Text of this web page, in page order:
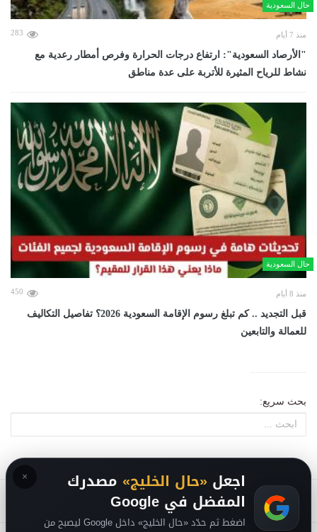
حال السعودية
منذ 7 أيام 283
"الأرصاد السعودية": ارتفاع درجات الحرارة وفرص أمطار رعدية مع
نشاط للرياح المثيرة للأتربة على عدة مناطق
حال السعودية
منذ 8 أيام 450
قبل التجديد .. كم تبلغ رسوم الإقامة السعودية 2026؟ تفاصيل التكاليف
للعمالة والتابعين
بحث سريع:
× اجعل «حال الخليج» مصدرك
المفضل في Google
اضغط ثم حدّد «حال الخليج» داخل Google ليصبح من